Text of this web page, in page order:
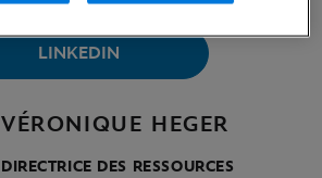
LINKEDIN
VÉRONIQUE HEGER
DIRECTRICE DES RESSOURCES